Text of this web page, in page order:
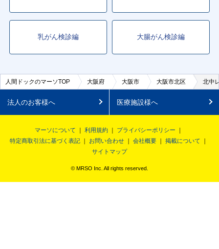
乳がん検診編 大腸がん検診編
人間ドックのマーソTOP 大阪府 大阪市 大阪市北区 北中
法人のお客様へ 医療施設様へ
マーソについて 利用規約
プライバシーポリシー
特定商取引法に基づく表記
お問い合わせ 会社概要
掲載について
サイトマップ
© MRSO Inc. All rights reserved.